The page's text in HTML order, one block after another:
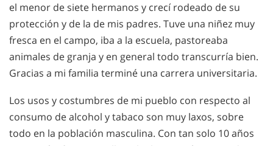
el menor de siete hermanos y crecí rodeado de su
protección y de la de mis padres. Tuve una niñez muy
fresca en el campo, iba a la escuela, pastoreaba
animales de granja y en general todo transcurría bien.
Gracias a mi familia terminé una carrera universitaria.
Los usos y costumbres de mi pueblo con respecto al
consumo de alcohol y tabaco son muy laxos, sobre
todo en la población masculina. Con tan solo 10 años